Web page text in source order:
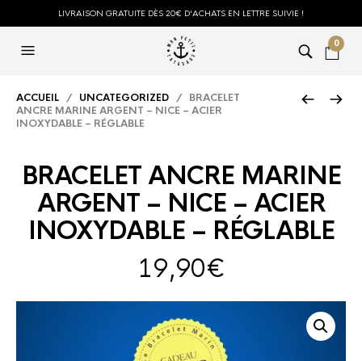
LIVRAISON GRATUITE DÈS 20€ D'ACHATS EN LETTRE SUIVIE !
0
ACCUEIL / UNCATEGORIZED / BRACELET
ANCRE MARINE ARGENT – NICE – ACIER
INOXYDABLE – RÉGLABLE
BRACELET ANCRE MARINE
ARGENT – NICE – ACIER
INOXYDABLE – RÉGLABLE
19,90€